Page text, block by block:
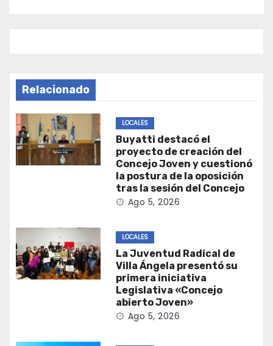
Relacionado
LOCALES
Buyatti destacó el
proyecto de creación del
Concejo Joven y cuestionó
la postura de la oposición
tras la sesión del Concejo
Ago 5, 2026
LOCALES
La Juventud Radical de
Villa Ángela presentó su
primera iniciativa
Legislativa «Concejo
abierto Joven»
Ago 5, 2026